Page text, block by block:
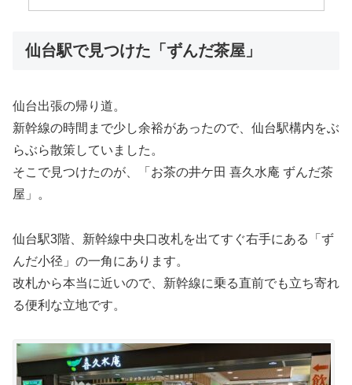
仙台駅で見つけた「ずんだ茶屋」
仙台出張の帰り道。
新幹線の時間まで少し余裕があったので、仙台駅構内をぶ
らぶら散策していました。
そこで見つけたのが、「お茶の井ケ田 喜久水庵 ずんだ茶
屋」。
仙台駅3階、新幹線中央口改札を出てすぐ右手にある「ず
んだ小径」の一角にあります。
改札から本当に近いので、新幹線に乗る直前でも立ち寄れ
る便利な立地です。